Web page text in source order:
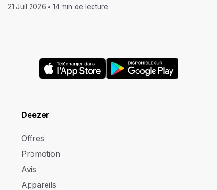
21 Juil 2026 14 min de lecture
Deezer
Offres
Promotion
Avis
Appareils